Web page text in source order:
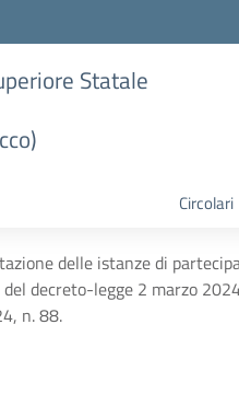
Statale
Circolari
delle istanze di
decreto-legge 2 marzo
n. 88.